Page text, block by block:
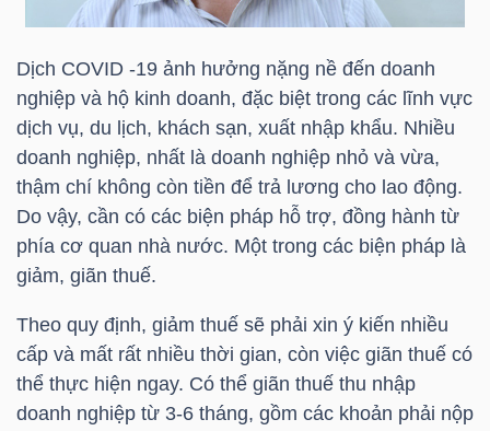
Dịch COVID -19 ảnh hưởng nặng nề đến doanh
nghiệp và hộ kinh doanh, đặc biệt trong các lĩnh vực
dịch vụ, du lịch, khách sạn, xuất nhập khẩu. Nhiều
doanh nghiệp, nhất là doanh nghiệp nhỏ và vừa,
thậm chí không còn tiền để trả lương cho lao động.
Do vậy, cần có các biện pháp hỗ trợ, đồng hành từ
phía cơ quan nhà nước. Một trong các biện pháp là
giảm, giãn thuế.
Theo quy định, giảm thuế sẽ phải xin ý kiến nhiều
cấp và mất rất nhiều thời gian, còn việc giãn thuế có
thể thực hiện ngay. Có thể giãn thuế thu nhập
doanh nghiệp từ 3-6 tháng, gồm các khoản phải nộp
(-)
Tất cả Người nội bộ Người liên quan Cổ đông lớn
Tin
tức
(-)
Bài
của
tác
giả
(-)